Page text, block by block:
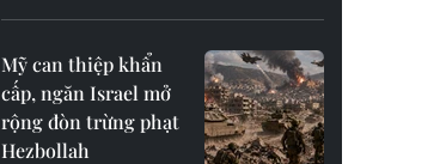
Mỹ can thiệp khẩn
cấp, ngăn Israel mở
rộng đòn trừng phạt
Hezbollah